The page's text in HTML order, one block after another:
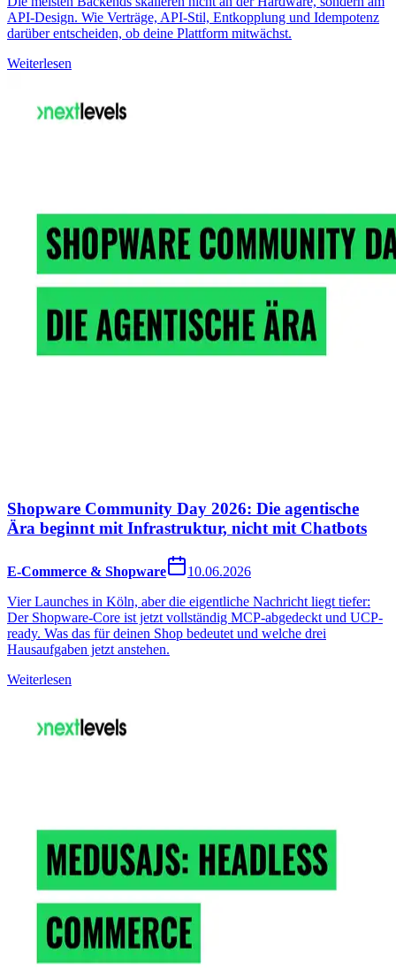
API-Design. Wie Verträge, API-Stil, Entkopplung und Idempotenz
darüber entscheiden, ob deine Plattform mitwächst.
Weiterlesen
Shopware Community Day 2026: Die agentische
Ära beginnt mit Infrastruktur, nicht mit Chatbots
E-Commerce & Shopware
10.06.2026
Vier Launches in Köln, aber die eigentliche Nachricht liegt tiefer:
Der Shopware-Core ist jetzt vollständig MCP-abgedeckt und UCP-
ready. Was das für deinen Shop bedeutet und welche drei
Hausaufgaben jetzt anstehen.
Weiterlesen